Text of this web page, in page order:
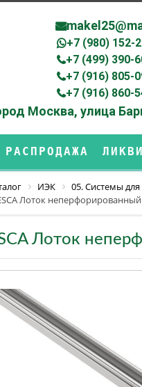
+7 (980) 152-
+7 (499) 390-
+7 (916) 805-
+7 (916) 860-
Москва, улица
РАСПРОДАЖА
ИЭК 05. Системы
Лоток неперфорированный
Лоток